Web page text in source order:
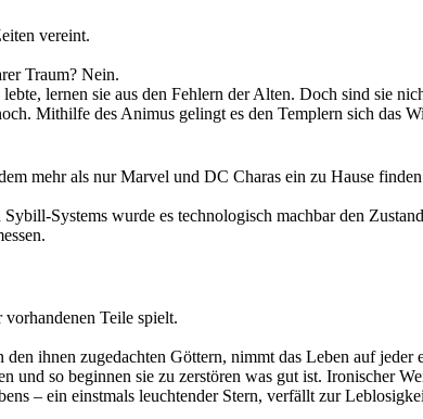
vereint.
Traum? Nein.
lernen sie aus den Fehlern der Alten. Doch sind sie
Mithilfe des Animus gelingt es den Templern sich das
jener Edensplitter näher, die die Alten zurück
außer Kontrolle?
mehr als nur Marvel und DC Charas ein zu Hause
Systems wurde es technologisch machbar den
Normalwert, wird er als latenter Verbrecher
Gesellschaft in Gefangenschaft. Oder er bekommt die
Kindes plötzlich Flügel wachsen.
Teile spielt.
ihnen zugedachten Göttern, nimmt das Leben auf
und so beginnen sie zu zerstören was gut ist. Ironischer
– ein einstmals leuchtender Stern, verfällt zur
letzter Versuch, diese Galaxie zu erretten. Doch dafür